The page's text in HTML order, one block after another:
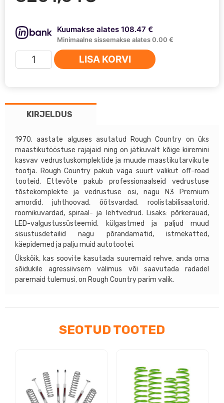
Kuumakse alates 108.47 €
Minimaalne sissemakse alates 0.00 €
Jeep
Cherokee
01
Rough
4,5''
tõstesari
kogus
LISA KORVI
KIRJELDUS
1970. aastate alguses asutatud Rough Country on üks
maastikutööstuse rajajaid ning on jätkuvalt kõige kiiremini
kasvav vedrustuskomplektide ja muude maastikutarvikute
tootja. Rough Country pakub väga suurt valikut off-road
tooteid. Ettevõte pakub professionaalseid vedrustuse
tõstekomplekte ja vedrustuse osi, nagu N3 Premium
amordid, juhthoovad, õõtsvardad, roolistabilisaatorid,
roomikuvardad, spiraal- ja lehtvedrud. Lisaks: põrkerauad,
LED-valgustussüsteemid, külgastmed ja paljud muud
sisustusdetailid nagu põrandamatid, istmekatted,
käepidemed ja palju muid autotootei.
Ükskõik, kas soovite kasutada suuremaid rehve, anda oma
sõidukile agressiivsem välimus või saavutada radadel
paremaid tulemusi, on Rough Country parim valik.
SEOTUD TOOTED